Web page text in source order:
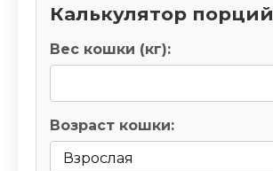
Калькулятор порций
Вес кошки (кг):
Возраст кошки: